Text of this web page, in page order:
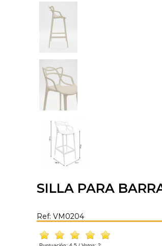
SILLA PARA
Ref: VM0204